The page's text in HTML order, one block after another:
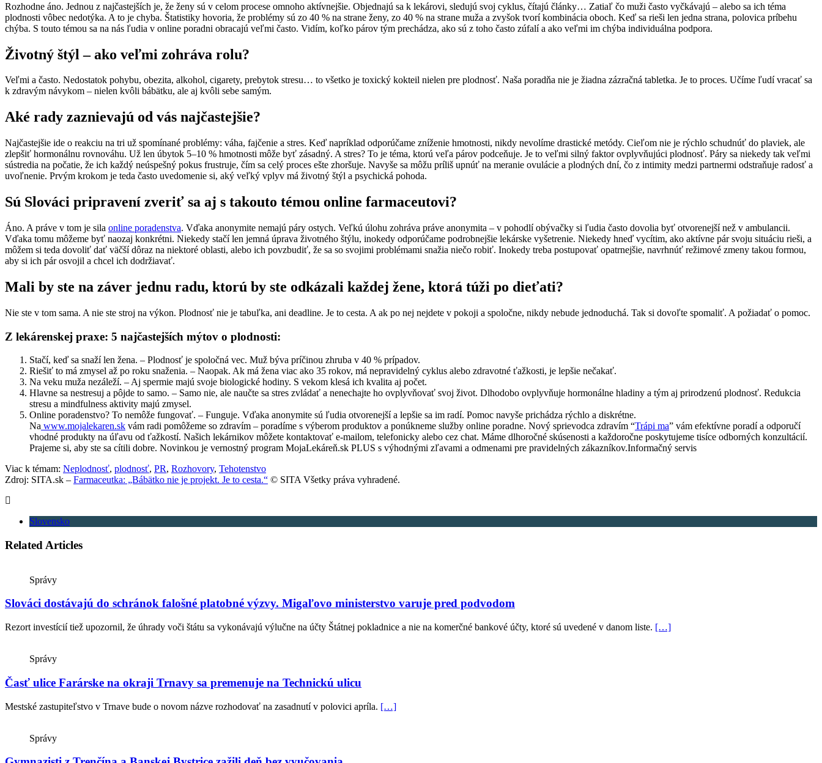
Rozhodne áno. Jednou z najčastejších je, že ženy sú v celom procese omnoho aktívnejšie. Objednajú sa k lekárovi, sledujú svoj cyklus, čítajú články… Zatiaľ čo muži často vyčkávajú – alebo sa ich téma
plodnosti vôbec nedotýka. A to je chyba. Štatistiky hovoria, že problémy sú zo 40 % na strane ženy, zo 40 % na strane muža a zvyšok tvorí kombinácia oboch. Keď sa rieši len jedna strana, polovica príbehu
chýba. S touto témou sa na nás ľudia v online poradni obracajú veľmi často. Vidím, koľko párov tým prechádza, ako sú z toho často zúfalí a ako veľmi im chýba individuálna podpora.
Životný štýl – ako veľmi zohráva rolu?
Veľmi a často. Nedostatok pohybu, obezita, alkohol, cigarety, prebytok stresu… to všetko je toxický kokteil nielen pre plodnosť. Naša poradňa nie je žiadna zázračná tabletka. Je to proces. Učíme ľudí vracať sa
k zdravým návykom – nielen kvôli bábätku, ale aj kvôli sebe samým.
Aké rady zaznievajú od vás najčastejšie?
Najčastejšie ide o reakciu na tri už spomínané problémy: váha, fajčenie a stres. Keď napríklad odporúčame zníženie hmotnosti, nikdy nevolíme drastické metódy. Cieľom nie je rýchlo schudnúť do plaviek, ale
zlepšiť hormonálnu rovnováhu. Už len úbytok 5–10 % hmotnosti môže byť zásadný. A stres? To je téma, ktorú veľa párov podceňuje. Je to veľmi silný faktor ovplyvňujúci plodnosť. Páry sa niekedy tak veľmi
sústredia na počatie, že ich každý neúspešný pokus frustruje, čím sa celý proces ešte zhoršuje. Navyše sa môžu príliš upnúť na meranie ovulácie a plodných dní, čo z intimity medzi partnermi odstraňuje radosť a
uvoľnenie. Prvým krokom je teda často uvedomenie si, aký veľký vplyv má životný štýl a psychická pohoda.
Sú Slováci pripravení zveriť sa aj s takouto témou online farmaceutovi?
Áno. A práve v tom je sila online poradenstva. Vďaka anonymite nemajú páry ostych. Veľkú úlohu zohráva práve anonymita – v pohodlí obývačky si ľudia často dovolia byť otvorenejší než v ambulancii.
Vďaka tomu môžeme byť naozaj konkrétni. Niekedy stačí len jemná úprava životného štýlu, inokedy odporúčame podrobnejšie lekárske vyšetrenie. Niekedy hneď vycítim, ako aktívne pár svoju situáciu rieši, a
môžem si teda dovoliť dať väčší dôraz na niektoré oblasti, alebo ich povzbudiť, že sa so svojimi problémami snažia niečo robiť. Inokedy treba postupovať opatrnejšie, navrhnúť režimové zmeny takou formou,
aby si ich pár osvojil a chcel ich dodržiavať.
Mali by ste na záver jednu radu, ktorú by ste odkázali každej žene, ktorá túži po dieťati?
Nie ste v tom sama. A nie ste stroj na výkon. Plodnosť nie je tabuľka, ani deadline. Je to cesta. A ak po nej nejdete v pokoji a spoločne, nikdy nebude jednoduchá. Tak si dovoľte spomaliť. A požiadať o pomoc.
Z lekárenskej praxe: 5 najčastejších mýtov o plodnosti:
Stačí, keď sa snaží len žena. – Plodnosť je spoločná vec. Muž býva príčinou zhruba v 40 % prípadov.
Riešiť to má zmysel až po roku snaženia. – Naopak. Ak má žena viac ako 35 rokov, má nepravidelný cyklus alebo zdravotné ťažkosti, je lepšie nečakať.
Na veku muža nezáleží. – Aj spermie majú svoje biologické hodiny. S vekom klesá ich kvalita aj počet.
Hlavne sa nestresuj a pôjde to samo. – Samo nie, ale naučte sa stres zvládať a nenechajte ho ovplyvňovať svoj život. Dlhodobo ovplyvňuje hormonálne hladiny a tým aj prirodzenú plodnosť. Redukcia
stresu a mindfulness aktivity majú zmysel.
Online poradenstvo? To nemôže fungovať. – Funguje. Vďaka anonymite sú ľudia otvorenejší a lepšie sa im radí. Pomoc navyše prichádza rýchlo a diskrétne.
Na www.mojalekaren.sk vám radi pomôžeme so zdravím – poradíme s výberom produktov a ponúkneme služby online poradne. Nový sprievodca zdravím “Trápi ma” vám efektívne poradí a odporučí
vhodné produkty na úľavu od ťažkostí. Našich lekárnikov môžete kontaktovať e-mailom, telefonicky alebo cez chat. Máme dlhoročné skúsenosti a každoročne poskytujeme tisíce odborných konzultácií.
Prajeme si, aby ste sa cítili dobre. Novinkou je vernostný program MojaLekáreň.sk PLUS s výhodnými zľavami a odmenami pre pravidelných zákazníkov.Informačný servis
Viac k témam: Neplodnosť, plodnosť, PR, Rozhovory, Tehotenstvo
Zdroj: SITA.sk – Farmaceutka: „Bábätko nie je projekt. Je to cesta.“ © SITA Všetky práva vyhradené.
Slovensko
Related Articles
Správy
Slováci dostávajú do schránok falošné platobné výzvy. Migaľovo ministerstvo varuje pred podvodom
Rezort investícií tiež upozornil, že úhrady voči štátu sa vykonávajú výlučne na účty Štátnej pokladnice a nie na komerčné bankové účty, ktoré sú uvedené v danom liste. […]
Správy
Časť ulice Farárske na okraji Trnavy sa premenuje na Technickú ulicu
Mestské zastupiteľstvo v Trnave bude o novom názve rozhodovať na zasadnutí v polovici apríla. […]
Správy